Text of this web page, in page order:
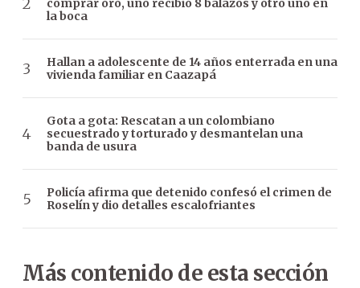
comprar oro, uno recibió 8 balazos y otro uno en
la boca
Hallan a adolescente de 14 años enterrada en una
vivienda familiar en Caazapá
Gota a gota: Rescatan a un colombiano
secuestrado y torturado y desmantelan una
banda de usura
Policía afirma que detenido confesó el crimen de
Roselín y dio detalles escalofriantes
Más contenido de esta sección